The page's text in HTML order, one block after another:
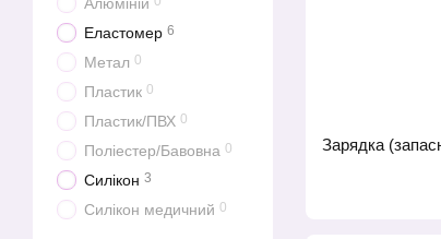
Еластомер 6
Метал 0
Пластик 0
Пластик/ПВХ 0
Поліестер/Бавовна 0
Силікон 3
Силікон медичний 0